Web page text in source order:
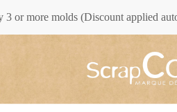
or more molds (Discount applied